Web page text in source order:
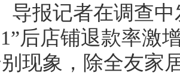
导报记者在调查
后店铺退款率激
现象，除全友家